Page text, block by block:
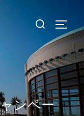
検
対
象:
サイ
ンペー